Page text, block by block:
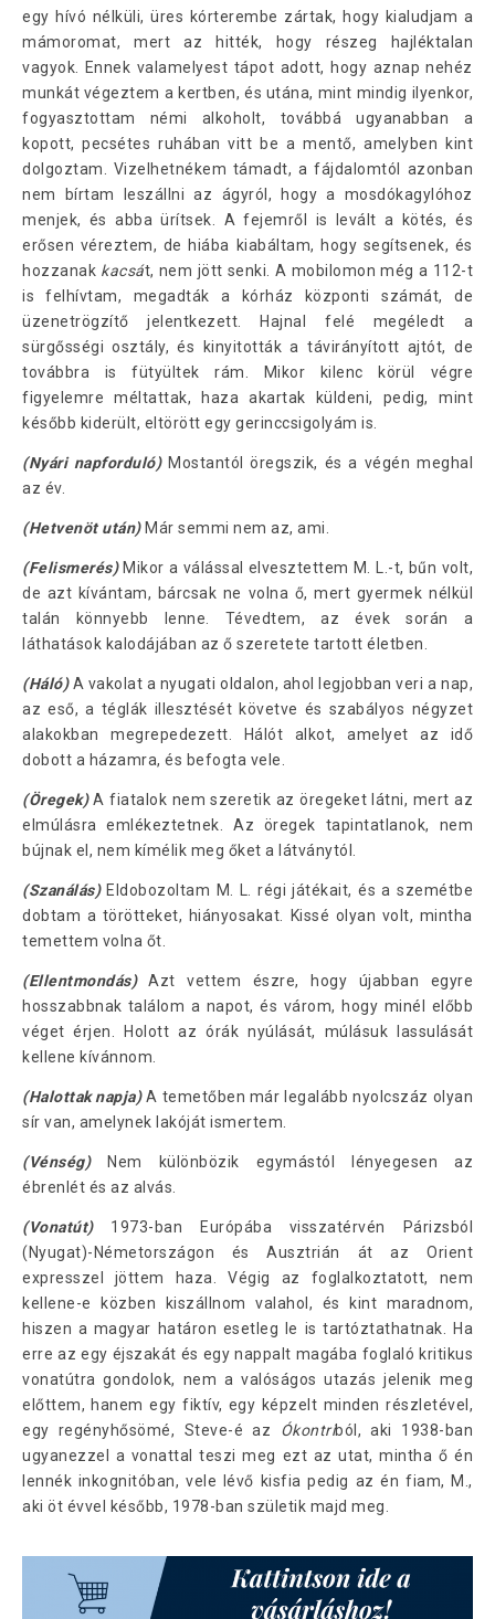
egy hívó nélküli, üres kórterembe zártak, hogy kialudjam a
mámoromat, mert az hitték, hogy részeg hajléktalan
vagyok. Ennek valamelyest tápot adott, hogy aznap nehéz
munkát végeztem a kertben, és utána, mint mindig ilyenkor,
fogyasztottam némi alkoholt, továbbá ugyanabban a
kopott, pecsétes ruhában vitt be a mentő, amelyben kint
dolgoztam. Vizelhetnékem támadt, a fájdalomtól azonban
nem bírtam leszállni az ágyról, hogy a mosdókagylóhoz
menjek, és abba ürítsek. A fejemről is levált a kötés, és
erősen véreztem, de hiába kiabáltam, hogy segítsenek, és
hozzanak kacsát, nem jött senki. A mobilomon még a 112-t
is felhívtam, megadták a kórház központi számát, de
üzenetrögzítő jelentkezett. Hajnal felé megéledt a
sürgősségi osztály, és kinyitották a távirányított ajtót, de
továbbra is fütyültek rám. Mikor kilenc körül végre
figyelemre méltattak, haza akartak küldeni, pedig, mint
később kiderült, eltörött egy gerinccsigolyám is.
(Nyári napforduló)Mostantól öregszik, és a végén meghal
az év.
(Hetvenöt után)Már semmi nem az, ami.
(Felismerés)Mikor a válással elvesztettem M. L.-t, bűn volt,
de azt kívántam, bárcsak ne volna ő, mert gyermek nélkül
talán könnyebb lenne. Tévedtem, az évek során a
láthatások kalodájában az ő szeretete tartott életben.
(Háló)A vakolat a nyugati oldalon, ahol legjobban veri a nap,
az eső, a téglák illesztését követve és szabályos négyzet
alakokban megrepedezett. Hálót alkot, amelyet az idő
dobott a házamra, és befogta vele.
(Öregek)A fiatalok nem szeretik az öregeket látni, mert az
elmúlásra emlékeztetnek. Az öregek tapintatlanok, nem
bújnak el, nem kímélik meg őket a látványtól.
(Szanálás)Eldobozoltam M. L. régi játékait, és a szemétbe
dobtam a törötteket, hiányosakat. Kissé olyan volt, mintha
temettem volna őt.
(Ellentmondás)Azt vettem észre, hogy újabban egyre
hosszabbnak találom a napot, és várom, hogy minél előbb
véget érjen. Holott az órák nyúlását, múlásuk lassulását
kellene kívánnom.
(Halottak napja)A temetőben már legalább nyolcszáz olyan
sír van, amelynek lakóját ismertem.
(Vénség)Nem különbözik egymástól lényegesen az
ébrenlét és az alvás.
(Vonatút)1973-ban Európába visszatérvén Párizsból
(Nyugat)-Németországon és Ausztrián át az Orient
expresszel jöttem haza. Végig az foglalkoztatott, nem
kellene-e közben kiszállnom valahol, és kint maradnom,
hiszen a magyar határon esetleg le is tartóztathatnak. Ha
erre az egy éjszakát és egy nappalt magába foglaló kritikus
vonatútra gondolok, nem a valóságos utazás jelenik meg
előttem, hanem egy fiktív, egy képzelt minden részletével,
egy regényhősömé, Steve-é az Ókontriból, aki 1938-ban
ugyanezzel a vonattal teszi meg ezt az utat, mintha ő én
lennék inkognitóban, vele lévő kisfia pedig az én fiam, M.,
aki öt évvel később, 1978-ban születik majd meg.